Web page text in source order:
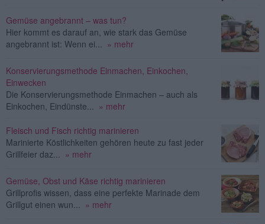
Gemüse angebrannt – was tun?
Hier kommt es darauf an, wie stark das Gemüse
angebrannt ist: Wenn ei...
» mehr
Konservierungsmethode Einmachen, Einkochen,
Einwecken
Die Konservierungsmethode Einmachen – auch als
Einkochen, Eindünste...
» mehr
Fleisch und Fisch richtig marinieren
Marinierte Köstlichkeiten gehören heute zu fast jeder
Grillfeier daz...
» mehr
Gemüse, Obst und Käse richtig marinieren
Grillprofis wissen, dass eine perfekte Marinade dem
Grillgut einen wun...
» mehr